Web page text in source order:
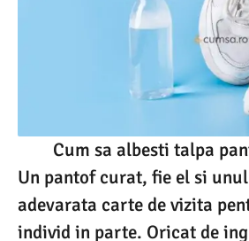
Cum sa albesti talpa
Un pantof curat, fie el si
adevarata carte de vizita
individ in parte. Oricat de